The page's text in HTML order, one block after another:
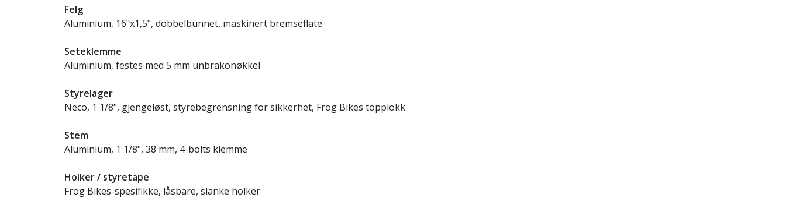
Felg
Aluminium, 16"x1,5", dobbelbunnet, maskinert bremseflate
Seteklemme
Aluminium, festes med 5 mm unbrakonøkkel
Styrelager
Neco, 1 1/8", gjengeløst, styrebegrensning for sikkerhet, Frog Bikes topplokk
Stem
Aluminium, 1 1/8", 38 mm, 4-bolts klemme
Holker / styretape
Frog Bikes-spesifikke, låsbare, slanke holker